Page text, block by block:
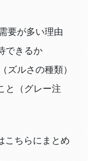
要が多い理由
できるか
ズルさの種類）
と（グレー注
こちらにまとめ